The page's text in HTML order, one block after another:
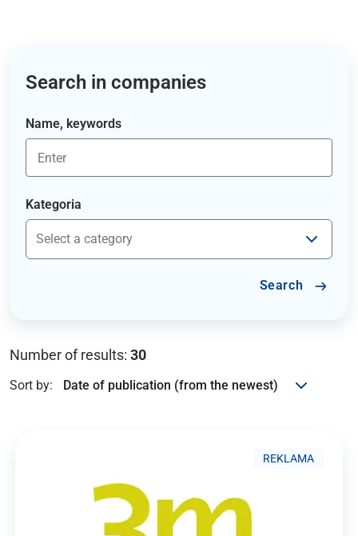
Search in companies
Name, keywords
Kategoria
Search
Number of results: 30
Sort by:
REKLAMA